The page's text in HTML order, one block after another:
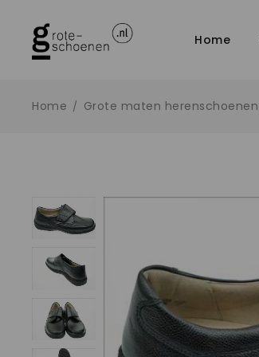
Home
Home / Grote maten herenschoenen